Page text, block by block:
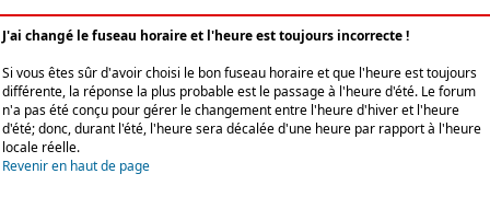
J'ai changé le fuseau horaire et l'heure est toujours incorrecte !
Si vous êtes sûr d'avoir choisi le bon fuseau horaire et que l'heure est toujours
différente, la réponse la plus probable est le passage à l'heure d'été. Le forum
n'a pas été conçu pour gérer le changement entre l'heure d'hiver et l'heure
d'été; donc, durant l'été, l'heure sera décalée d'une heure par rapport à l'heure
locale réelle.
Revenir en haut de page